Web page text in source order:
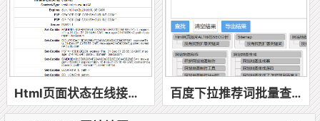
Html页面状态在线接口测试工具 百度下拉推荐词批量查询